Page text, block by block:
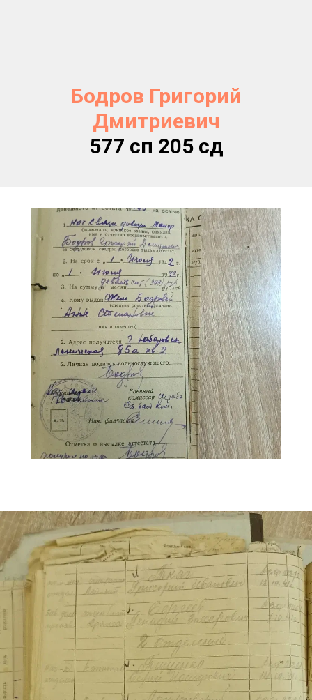
Бодров Григорий
Дмитриевич
577 сп 205 сд